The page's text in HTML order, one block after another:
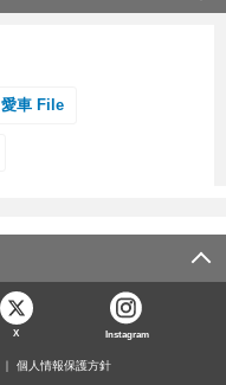
愛車 File
X Instagram
個人情報保護方針